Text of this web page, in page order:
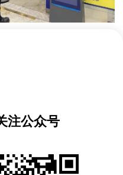
航线包括泰国、新加
地区航线，已基本覆盖
注公众号